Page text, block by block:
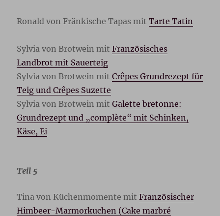
Ronald von Fränkische Tapas mitTarte Tatin
Sylvia von Brotwein mitFranzösisches
Landbrot mit Sauerteig
Sylvia von Brotwein mitCrêpes Grundrezept für
Teig und Crêpes Suzette
Sylvia von Brotwein mitGalette bretonne:
Grundrezept und „complète“ mit Schinken,
Käse, Ei
Teil 5
Tina von Küchenmomente mitFranzösischer
Himbeer-Marmorkuchen (Cake marbré